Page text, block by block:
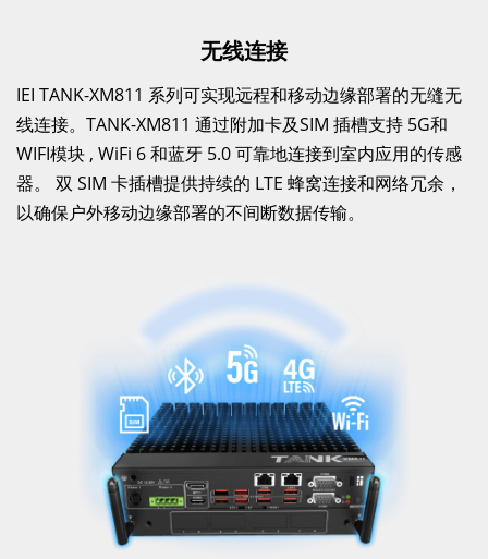
无线连接
IEI TANK-XM811 系列可实现远程和移动边缘部署的无缝无
线连接。TANK-XM811 通过附加卡及SIM 插槽支持 5G和
WIFI模块 , WiFi 6 和蓝牙 5.0 可靠地连接到室内应用的传感
器。 双 SIM 卡插槽提供持续的 LTE 蜂窝连接和网络冗余，
以确保户外移动边缘部署的不间断数据传输。